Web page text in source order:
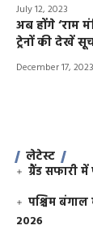
July 12, 2023
अब होंगे ‘राम
ट्रेनों की देखें
December 17, 2023
लेटेस्ट
ग्रैंड सफारी
पश्चिम
2026